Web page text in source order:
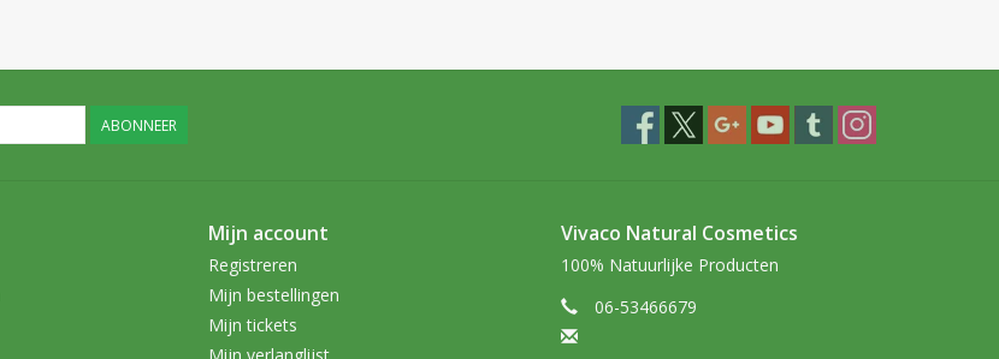
ABONNEER
Mijn account
Registreren
Mijn bestellingen
Mijn tickets
Vivaco Natural Cosmetics
100% Natuurlijke Producten
06-53466679